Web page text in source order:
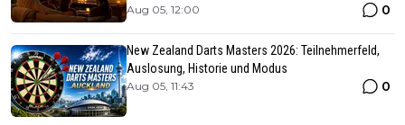
Aug 05, 12:00 0
New Zealand Darts Masters 2026: Teilnehmerfeld,
Auslosung, Historie und Modus
Aug 05, 11:43 0